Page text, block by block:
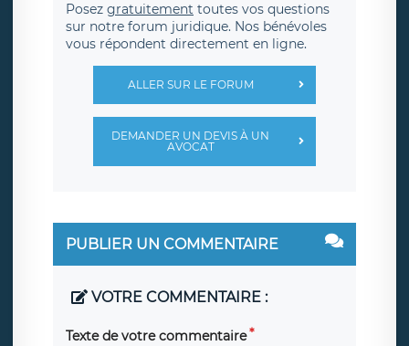
Posez gratuitement toutes vos questions
sur notre forum juridique. Nos bénévoles
vous répondent directement en ligne.
ALLER SUR LE FORUM
DEMANDER UN DEVIS À UN
AVOCAT
PUBLIER UN COMMENTAIRE
VOTRE COMMENTAIRE :
Texte de votre commentaire